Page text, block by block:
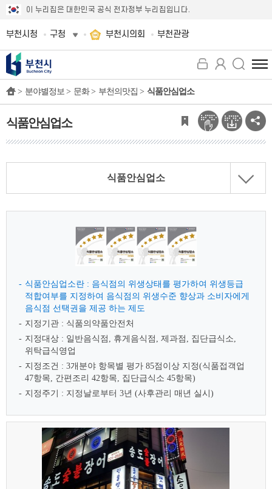
이 누리집은 대한민국 공식 전자정부 누리집입니다.
부천시청 구청 부천시의회 부천관광
전
체
뉴
보
기
> 분야별정보 > 문화 > 부천의맛집 > 식품안심업소
식품안심업소
식품안심업소
식품안심업소란 : 음식점의 위생상태를 평가하여 위생등급
적합여부를 지정하여 음식점의 위생수준 향상과 소비자에게
음식점 선택권을 제공 하는 제도
지정기관 : 식품의약품안전처
지정대상 : 일반음식점, 휴게음식점, 제과점, 집단급식소,
위탁급식영업
지정조건 : 3개분야 항목별 평가 85점이상 지정(식품접객업
47항목, 간편조리 42항목, 집단급식소 45항목)
지정주기 : 지정날로부터 3년 (사후관리 매년 실시)